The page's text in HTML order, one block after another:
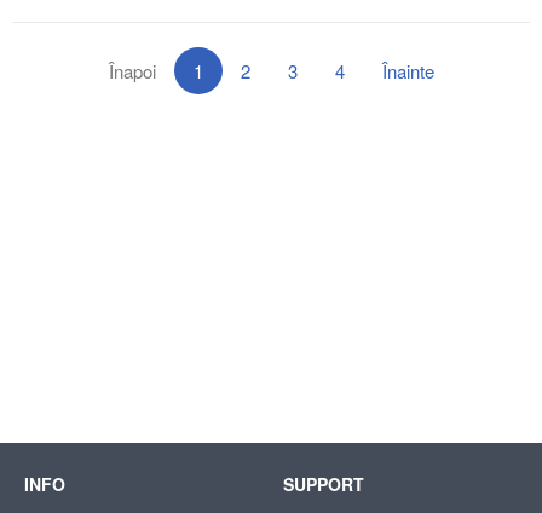
Înapoi 1 2 3 4 Înainte
INFO SUPPORT